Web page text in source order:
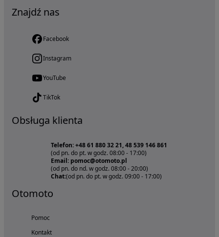
Znajdź nas
Facebook
Instagram
YouTube
TikTok
Obsługa klienta
Telefon: +48 61 880 32 21, 48 539 146 861
(od pn. do pt. w godz. 08:00 - 17:00)
Email: pomoc@otomoto.pl
(od pn. do nd. w godz. 08:00 - 20:00)
Chat:(od pn. do pt. w godz. 09:00 - 17:00)
Otomoto
Pomoc
Kontakt